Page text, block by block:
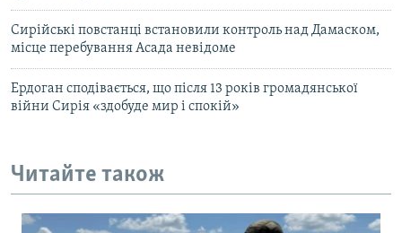
Сирійські повстанці встановили контроль над Дамаском,
місце перебування Асада невідоме
Ердоган сподівається, що після 13 років громадянської
війни Сирія «здобуде мир і спокій»
Читайте також